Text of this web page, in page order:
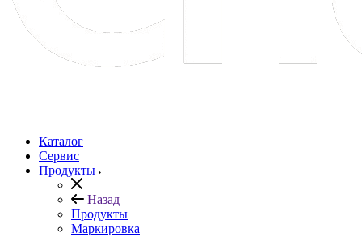
Каталог
Сервис
Продукты
Назад
Продукты
Маркировка